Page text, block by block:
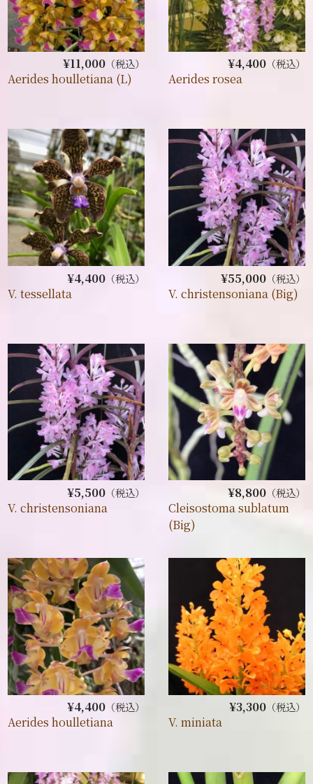
¥11,000（税込）
Aerides houlletiana (L)
¥4,400（税込）
Aerides rosea
¥4,400（税込）
V. tessellata
¥55,000（税込）
V. christensoniana (Big)
¥5,500（税込）
V. christensoniana
¥8,800（税込）
Cleisostoma sublatum
(Big)
¥4,400（税込）
Aerides houlletiana
¥3,300（税込）
V. miniata